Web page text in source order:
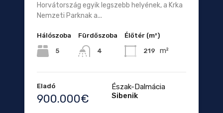
Horvátország egyik legszebb helyének, a Krka
Nemzeti Parknak a...
Hálószoba
5
Fürdőszoba
4
Élőtér (m²)
219 m²
Eladó
900.000€
Észak-Dalmácia
Sibenik